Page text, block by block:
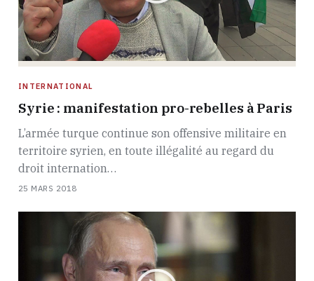
INTERNATIONAL
Syrie : manifestation pro-rebelles à Paris
L’armée turque continue son offensive militaire en
territoire syrien, en toute illégalité au regard du
droit internation…
25 MARS 2018